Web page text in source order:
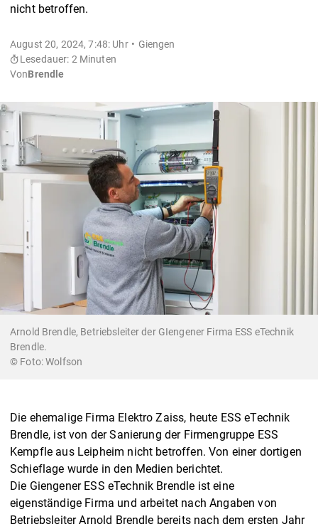
nicht betroffen.
August 20, 2024, 7:48: Uhr
Giengen
Lesedauer: 2 Minuten
VonBrendle
Arnold Brendle, Betriebsleiter der GIengener Firma ESS eTechnik
Brendle.
© Foto: Wolfson
Die ehemalige Firma Elektro Zaiss, heute ESS eTechnik
Brendle, ist von der Sanierung der Firmengruppe ESS
Kempfle aus Leipheim nicht betroffen. Von einer dortigen
Schieflage wurde in den Medien berichtet.
Die Giengener ESS eTechnik Brendle ist eine
eigenständige Firma und arbeitet nach Angaben von
Betriebsleiter Arnold Brendle bereits nach dem ersten Jahr